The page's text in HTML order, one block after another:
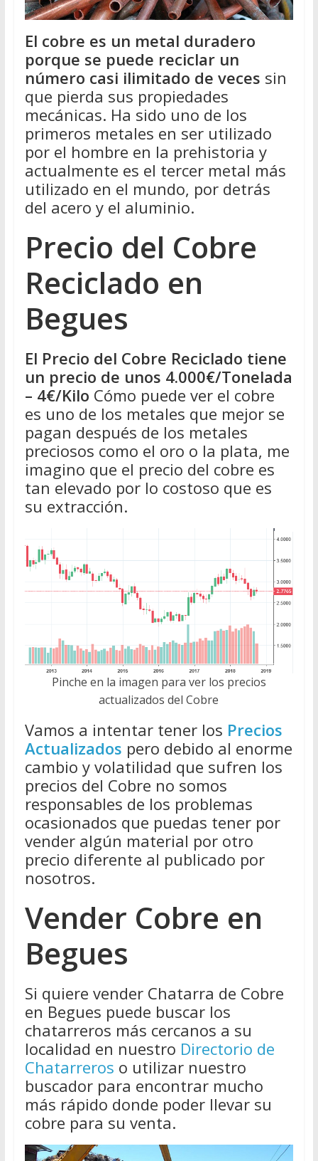
El cobre es un metal duradero
porque se puede reciclar un
número casi ilimitado de veces sin
que pierda sus propiedades
mecánicas. Ha sido uno de los
primeros metales en ser utilizado
por el hombre en la prehistoria y
actualmente es el tercer metal más
utilizado en el mundo, por detrás
del acero y el aluminio.
Precio del Cobre
Reciclado en
Begues
El Precio del Cobre Reciclado tiene
un precio de unos 4.000€/Tonelada
– 4€/Kilo Cómo puede ver el cobre
es uno de los metales que mejor se
pagan después de los metales
preciosos como el oro o la plata, me
imagino que el precio del cobre es
tan elevado por lo costoso que es
su extracción.
Pinche en la imagen para ver los precios
actualizados del Cobre
Vamos a intentar tener los Precios
Actualizados pero debido al enorme
cambio y volatilidad que sufren los
precios del Cobre no somos
responsables de los problemas
ocasionados que puedas tener por
vender algún material por otro
precio diferente al publicado por
nosotros.
Vender Cobre en
Begues
Si quiere vender Chatarra de Cobre
en Begues puede buscar los
chatarreros más cercanos a su
localidad en nuestro Directorio de
Chatarreros o utilizar nuestro
buscador para encontrar mucho
más rápido donde poder llevar su
cobre para su venta.